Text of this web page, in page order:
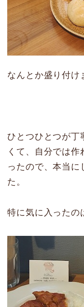
なんとか盛り付け
ひとつひとつが丁
くて、自分では
ったので、本当に
た。
特に気に入ったの